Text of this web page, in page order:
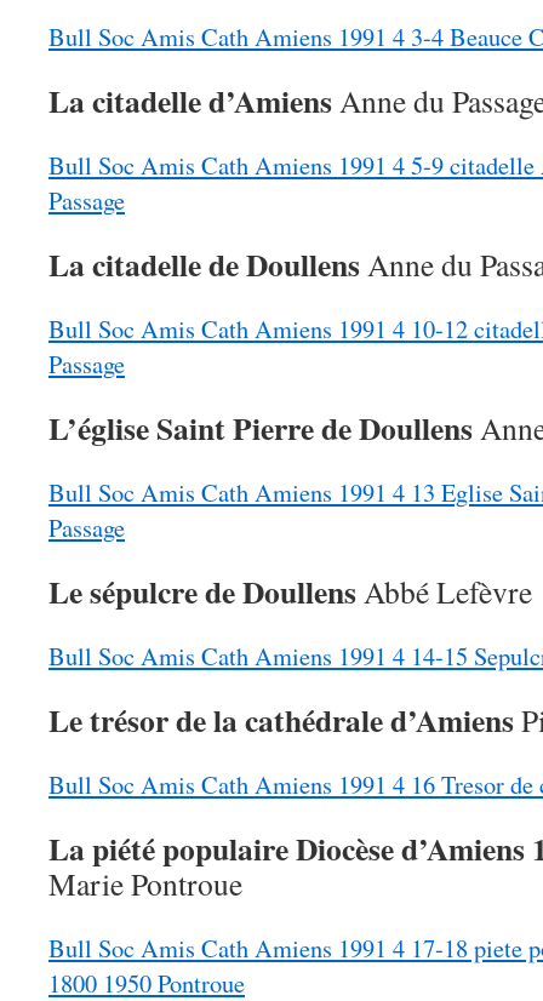
Bull Soc Amis Cath Amiens 1991 4 3-4 Beauce
La citadelle d’AmiensAnne du
Bull Soc Amis Cath Amiens 1991 4 5-9
Passage
La citadelle de DoullensAnne du
Bull Soc Amis Cath Amiens 1991 4 10-12
Passage
L’église Saint Pierre de Doullens
Bull Soc Amis Cath Amiens 1991 4 13 Eglise
Passage
Le sépulcre de DoullensAbbé Lefèvre
Bull Soc Amis Cath Amiens 1991 4 14-15
Le trésor de la cathédrale d’Amiens
Bull Soc Amis Cath Amiens 1991 4 16 Tresor de
La piété populaire Diocèse d’Amiens
Marie Pontroue
Bull Soc Amis Cath Amiens 1991 4 17-18 piete
1800 1950 Pontroue